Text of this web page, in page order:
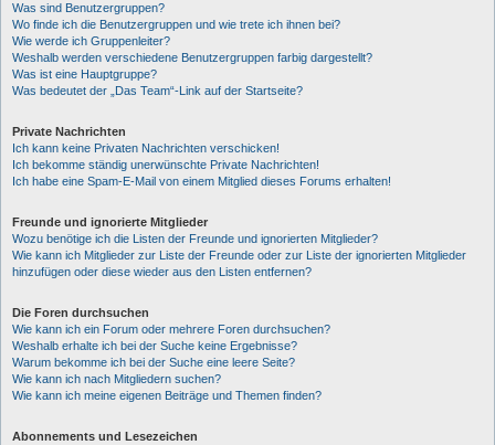
Was sind Benutzergruppen?
Wo finde ich die Benutzergruppen und wie trete ich ihnen bei?
Wie werde ich Gruppenleiter?
Weshalb werden verschiedene Benutzergruppen farbig dargestellt?
Was ist eine Hauptgruppe?
Was bedeutet der „Das Team“-Link auf der Startseite?
Private Nachrichten
Ich kann keine Privaten Nachrichten verschicken!
Ich bekomme ständig unerwünschte Private Nachrichten!
Ich habe eine Spam-E-Mail von einem Mitglied dieses Forums erhalten!
Freunde und ignorierte Mitglieder
Wozu benötige ich die Listen der Freunde und ignorierten Mitglieder?
Wie kann ich Mitglieder zur Liste der Freunde oder zur Liste der ignorierten Mitglieder
hinzufügen oder diese wieder aus den Listen entfernen?
Die Foren durchsuchen
Wie kann ich ein Forum oder mehrere Foren durchsuchen?
Weshalb erhalte ich bei der Suche keine Ergebnisse?
Warum bekomme ich bei der Suche eine leere Seite?
Wie kann ich nach Mitgliedern suchen?
Wie kann ich meine eigenen Beiträge und Themen finden?
Abonnements und Lesezeichen